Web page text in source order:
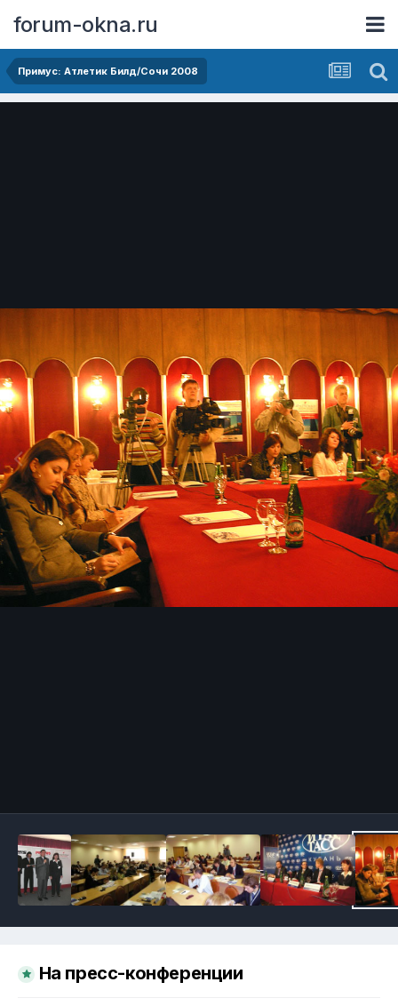
forum-okna.ru
Примус: Атлетик Билд/Сочи 2008
На пресс-конференции